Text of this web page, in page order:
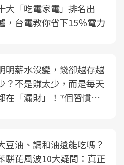
大「吃電家電」排名出
，台電教你省下15％電力
明薪水沒變，錢卻越存越
？不是賺太少，而是每天
在「漏財」！7個習慣一
豆油、調和油還能吃嗎？
駢芘風波10大疑問：真正